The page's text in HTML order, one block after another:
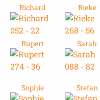
Richard Rieke
Rupert Sarah
Sophie Stefan